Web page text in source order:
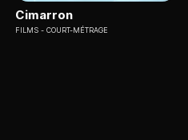
Cimarron
FILMS COURT-MÉTRAGE